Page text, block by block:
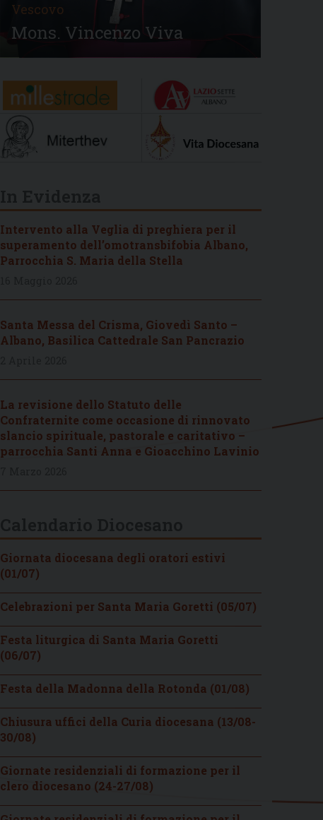
Vescovo
Mons. Vincenzo Viva
Intervento alla Veglia di preghiera per il
superamento dell’omotransbifobia Albano,
Parrocchia S. Maria della Stella
Santa Messa del Crisma, Giovedì Santo –
Albano, Basilica Cattedrale San Pancrazio
La revisione dello Statuto delle
Confraternite come occasione di rinnovato
slancio spirituale, pastorale e caritativo –
parrocchia Santi Anna e Gioacchino Lavinio
Giornata diocesana degli oratori estivi
(01/07)
Celebrazioni per Santa Maria Goretti (05/07)
Festa liturgica di Santa Maria Goretti
(06/07)
Festa della Madonna della Rotonda (01/08)
Chiusura uffici della Curia diocesana (13/08-
30/08)
Giornate residenziali di formazione per il
clero diocesano (24-27/08)